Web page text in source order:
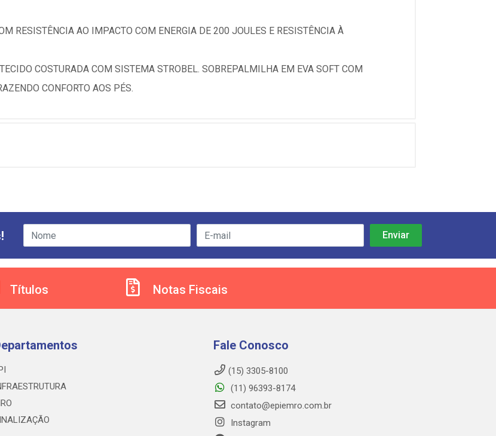
RESISTÊNCIA AO IMPACTO COM ENERGIA DE 200 JOULES E RESISTÊNCIA À
COSTURADA COM SISTEMA STROBEL. SOBREPALMILHA EM EVA SOFT COM
CONFORTO AOS PÉS.
Títulos Notas Fiscais
Fale Conosco
(15) 3305-8100
(11) 96393-8174
contato@epiemro.com.br
Instagram